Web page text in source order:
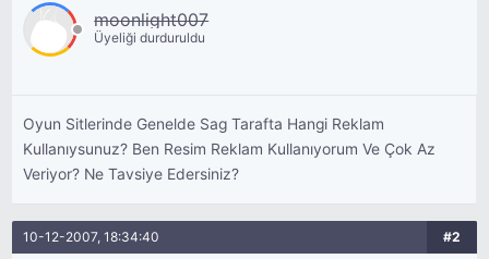
moonlight007
Üyeliği durduruldu
Oyun Sitlerinde Genelde Sag Tarafta Hangi Reklam
Kullanıysunuz? Ben Resim Reklam Kullanıyorum Ve Çok Az
Veriyor? Ne Tavsiye Edersiniz?
10-12-2007, 18:34:40 #2